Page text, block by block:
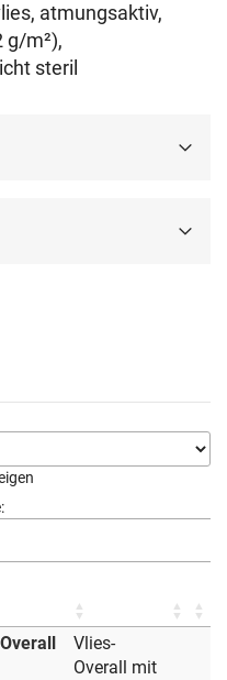
atmungsaktiv,
g/m²),
steril
Vlies-
Overall mit